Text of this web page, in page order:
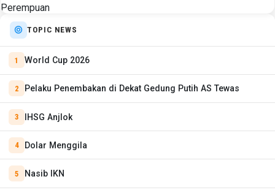
TOPIC NEWS
World Cup 2026
Pelaku Penembakan di Dekat Gedung Putih AS Tewas
IHSG Anjlok
Dolar Menggila
Nasib IKN